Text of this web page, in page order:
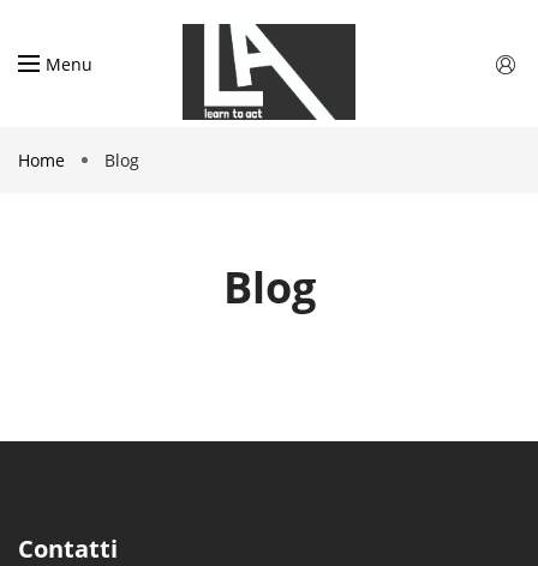
Menu
Home Blog
Blog
Contatti